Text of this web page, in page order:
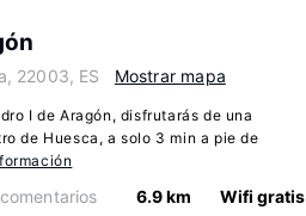
22003, ES Mostrar mapa
I de Aragón, disfrutarás de una
de Huesca, a solo 3 min a pie de
6.9 km Wifi gratis